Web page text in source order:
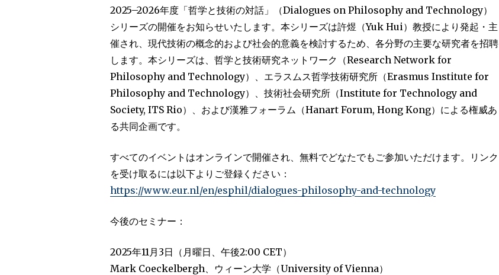
2025–2026年度「哲学と技術の対話」（Dialogues on Philosophy and Technology）
シリーズの開催をお知らせいたします。本シリーズは許煜（Yuk Hui）教授により発起・主
催され、現代技術の概念的および社会的意義を検討するため、各分野の主要な研究者を招聘
します。本シリーズは、哲学と技術研究ネットワーク（Research Network for
Philosophy and Technology）、エラスムス哲学技術研究所（Erasmus Institute for
Philosophy and Technology）、技術社会研究所（Institute for Technology and
Society, ITS Rio）、および漢雅フォーラム（Hanart Forum, Hong Kong）による権威あ
る共同企画です。
すべてのイベントはオンラインで開催され、無料でどなたでもご参加いただけます。リンク
を受け取るには以下よりご登録ください：
https://www.eur.nl/en/esphil/dialogues-philosophy-and-technology
今後のセミナー：
2025年11月3日（月曜日、午後2:00 CET）
Mark Coeckelbergh、ウィーン大学（University of Vienna）